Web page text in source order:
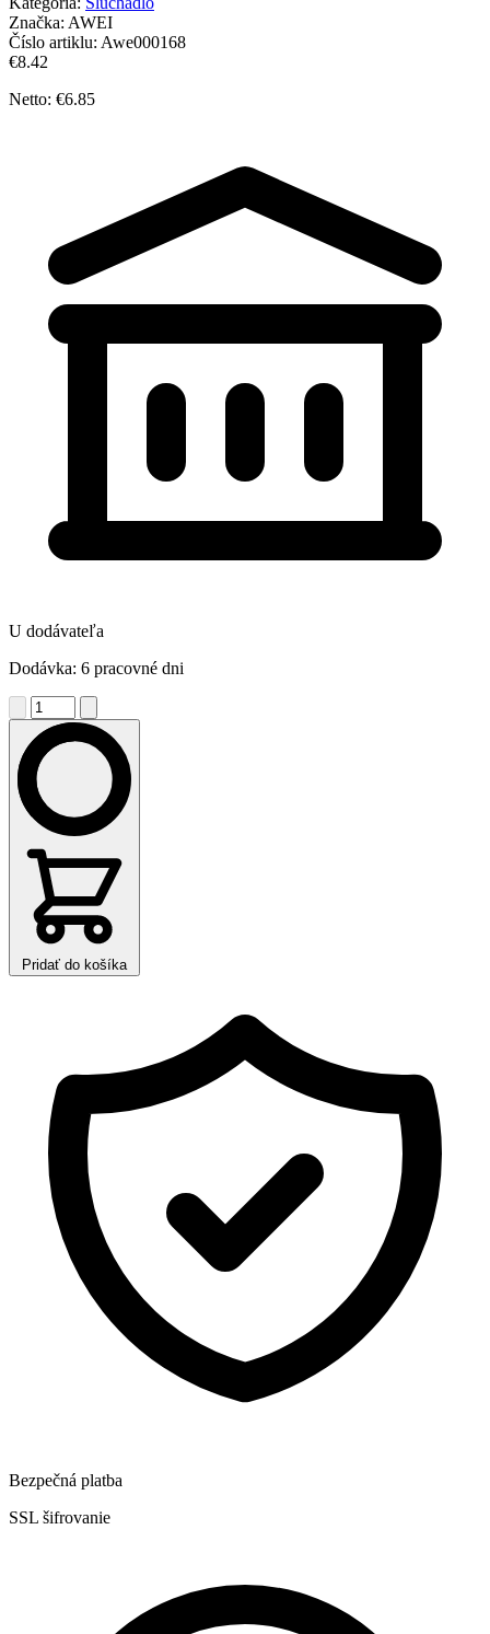
Značka: AWEI
Číslo artiklu: Awe000168
€8.42
Netto: €6.85
U dodávateľa
Dodávka: 6 pracovné dni
Pridať do košíka
Bezpečná platba
SSL šifrovanie